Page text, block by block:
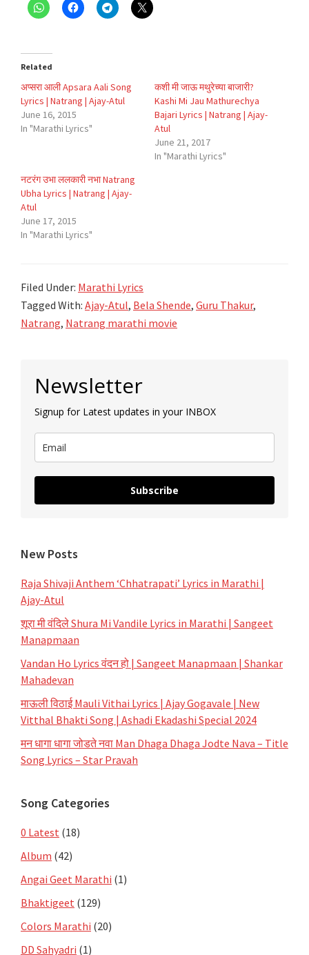
Related
अप्सरा आली Apsara Aali Song
Lyrics | Natrang | Ajay-Atul
June 16, 2015
In "Marathi Lyrics"
कशी मी जाऊ मथुरेच्या बाजारी?
Kashi Mi Jau Mathurechya
Bajari Lyrics | Natrang | Ajay-
Atul
June 21, 2017
In "Marathi Lyrics"
नटरंग उभा ललकारी नभा Natrang
Ubha Lyrics | Natrang | Ajay-
Atul
June 17, 2015
In "Marathi Lyrics"
Filed Under: Marathi Lyrics
Tagged With: Ajay-Atul, Bela Shende, Guru Thakur,
Natrang, Natrang marathi movie
Sidebar
Newsletter
Signup for Latest updates in your INBOX
Subscribe
New Posts
Raja Shivaji Anthem ‘Chhatrapati’ Lyrics in Marathi |
Ajay-Atul
शूरा मी वंदिले Shura Mi Vandile Lyrics in Marathi | Sangeet
Manapmaan
Vandan Ho Lyrics वंदन हो | Sangeet Manapmaan | Shankar
Mahadevan
माऊली विठाई Mauli Vithai Lyrics | Ajay Gogavale | New
Vitthal Bhakti Song | Ashadi Ekadashi Special 2024
मन धागा धागा जोडते नवा Man Dhaga Dhaga Jodte Nava – Title
Song Lyrics – Star Pravah
Song Categories
0 Latest (18)
Album (42)
Angai Geet Marathi (1)
Bhaktigeet (129)
Colors Marathi (20)
DD Sahyadri (1)